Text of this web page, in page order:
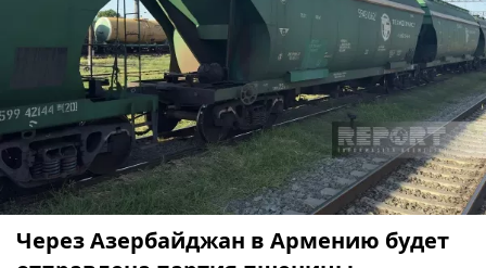
Через Азербайджан в Армению будет